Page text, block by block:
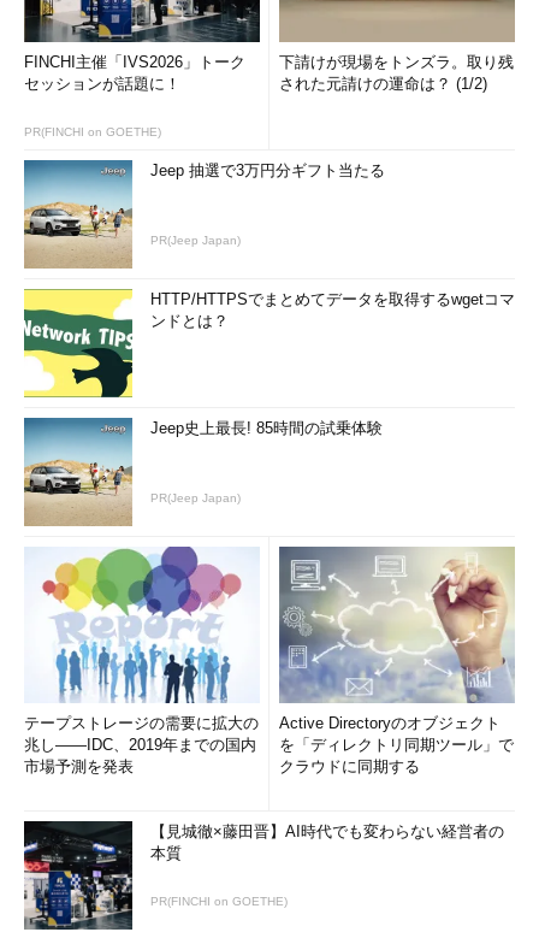
グ・ボックス
ローカル・コンピュータのドライブやスマート・
カード、シリアル・ポートなどをリモート・デス
クトップから利用するには、このダイアログ・ボ
ックスで設定を行う。
ク・ボックスをオンにする（デフォルトはオ
フ）。
（2）一部のドライブのみ利用するなら、
をオフにしてから、利用したいドライブのチェッ
ク・ボックスのみオンにする。ドライブ名はいず
ので、ハードディスクはもとより、CD／DVDドラ
イブやフロッピー・ドライブ、メモリ・カード・
リーダ／ライタなどを含む。本来「ローカル」で
はないが、ドライブ名が割り当てられたネットワ
ーク・ドライブも対象となるので要注意。
に、ローカル・コンピュータに装着（ホット・プ
ラグ）したドライブを利用できるようにするな
ら、このチェック・ボックスをオンにする。これ
がオフだと、後から装着したドライブはリモー
ト・デスクトップから利用できない。
（4）設定が済んだら、このボタンをクリック
する。
上記の設定を終えたら、あとは普段の接続時と同様に、［全
て［接続］ボタンをクリックする。ここで以下の警告メッセージ
が表示された場合は、［はい］ボタンをクリックするとリモー
ト・コンピュータへの接続が始まる。
FINCHI主催「IVS2026」トーク
セッションが話題に！
PR(FINCHI on GOETHE)
下請けが現場をトンズラ。取り残
された元請けの運命は？ (1/2)
Jeep 抽選で3万円分ギフト当たる
PR(Jeep Japan)
HTTP/HTTPSでまとめてデータを取得するwgetコマ
ンドとは？
Jeep史上最長! 85時間の試乗体験
PR(Jeep Japan)
テープストレージの需要に拡大の
兆し――IDC、2019年までの国内
市場予測を発表
Active Directoryのオブジェクト
を「ディレクトリ同期ツール」で
クラウドに同期する
【見城徹×藤田晋】AI時代でも変わらない経営者の
本質
PR(FINCHI on GOETHE)